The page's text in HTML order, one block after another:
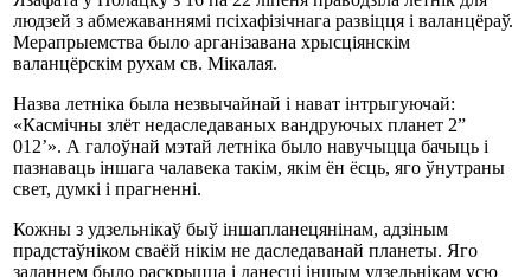
людзей з абмежаваннямі псіхафізічнага развіцця і валанцёраў.
Мерапрыемства было арганізавана хрысціянскім
валанцёрскім рухам св. Мікалая.
Назва летніка была незвычайнай і нават інтрыгуючай:
«Касмічны злёт недаследаваных вандруючых планет 2”
012’». А галоўнай мэтай летніка было навучыцца бачыць і
пазнаваць іншага чалавека такім, якім ён ёсць, яго ўнутраны
свет, думкі і прагненні.
Кожны з удзельнікаў быў іншапланецянінам, адзіным
прадстаўніком сваёй нікім не даследаванай планеты. Яго
заданнем было раскрыцца і данесці іншым удзельнікам усю